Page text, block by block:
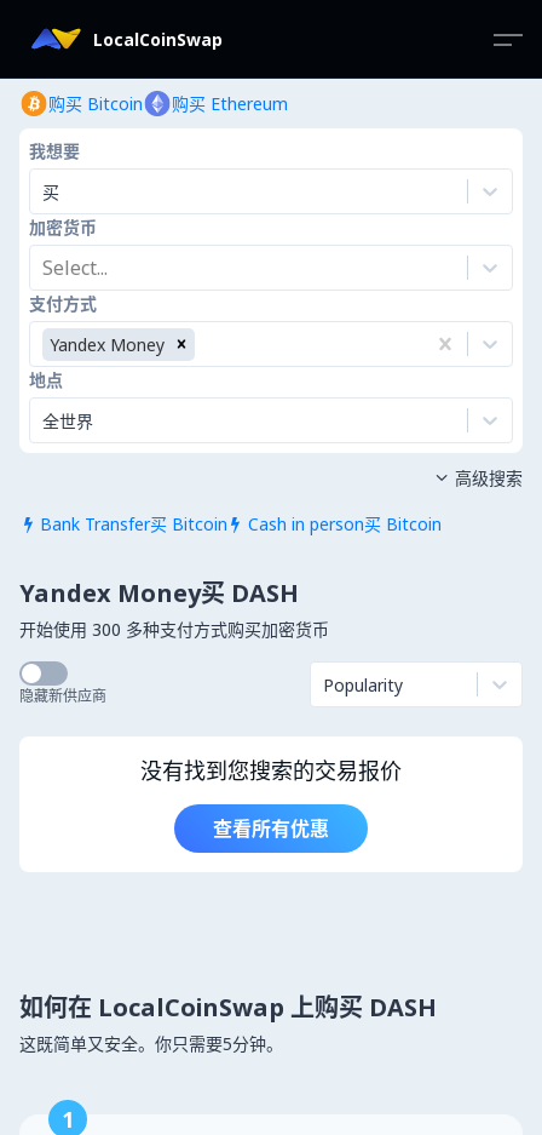
LocalCoinSwap
购买 Bitcoin 购买 Ethereum
我想要
买
加密货币
Select...
支付方式
Yandex Money
地点
全世界
 Bank Transfer买 Bitcoin  Cash in person买 Bitcoin
 高级搜索
Yandex Money买 DASH
开始使用 300 多种支付方式购买加密货币
隐藏新供应商 Popularity
没有找到您搜索的交易报价
查看所有优惠
如何在 LocalCoinSwap 上购买 DASH
这既简单又安全。你只需要5分钟。
1